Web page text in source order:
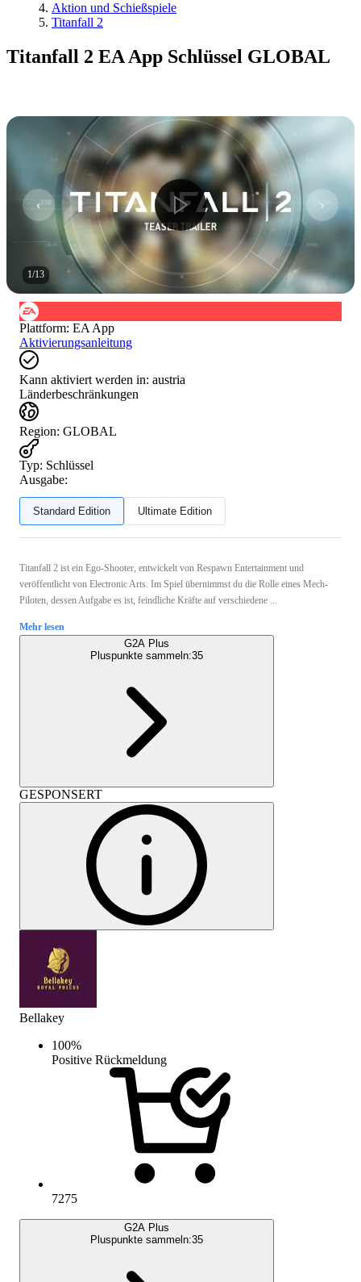
Aktion und Schießspiele
Titanfall 2
Titanfall 2 EA App Schlüssel GLOBAL
1/13
Plattform: EA App
Aktivierungsanleitung
Kann aktiviert werden in: austria
Länderbeschränkungen
Region: GLOBAL
Typ: Schlüssel
Ausgabe:
Standard Edition Ultimate Edition
Titanfall 2 ist ein Ego-Shooter, entwickelt von Respawn Entertainment und
veröffentlicht von Electronic Arts. Im Spiel übernimmst du die Rolle eines Mech-
Piloten, dessen Aufgabe es ist, feindliche Kräfte auf verschiedene ...
Mehr lesen
G2A Plus
Pluspunkte sammeln:35
GESPONSERT
Bellakey
100%
Positive Rückmeldung
7275
G2A Plus
Pluspunkte sammeln:35